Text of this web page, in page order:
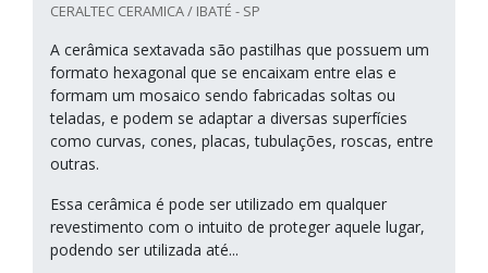
CERALTEC CERAMICA / IBATÉ - SP
A cerâmica sextavada são pastilhas que possuem um
formato hexagonal que se encaixam entre elas e
formam um mosaico sendo fabricadas soltas ou
teladas, e podem se adaptar a diversas superfícies
como curvas, cones, placas, tubulações, roscas, entre
outras.
Essa cerâmica é pode ser utilizado em qualquer
revestimento com o intuito de proteger aquele lugar,
podendo ser utilizada até...